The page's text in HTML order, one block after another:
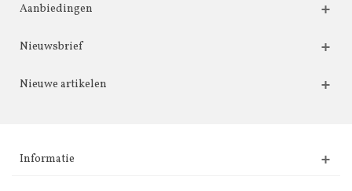
Aanbiedingen
Nieuwsbrief
Nieuwe artikelen
Informatie